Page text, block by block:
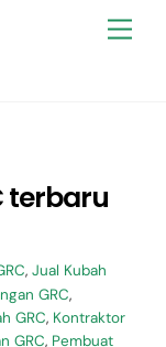
terbaru
, Jual Kubah
GRC,
GRC, Kontraktor
GRC, Pembuat